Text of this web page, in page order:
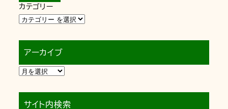
カテゴリー
アーカイブ
サイト内検索